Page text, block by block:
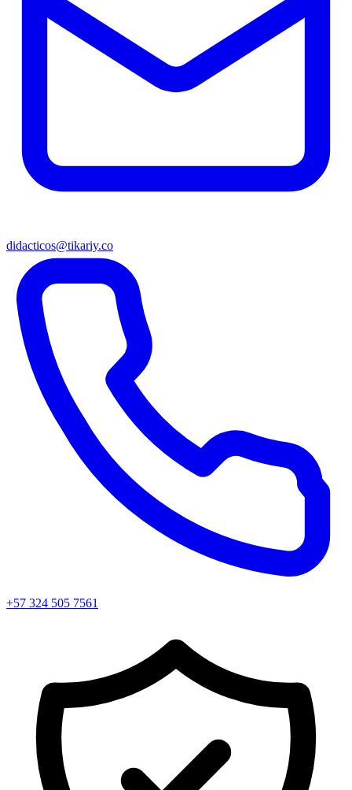
didacticos@tikariy.co
+57 324 505 7561